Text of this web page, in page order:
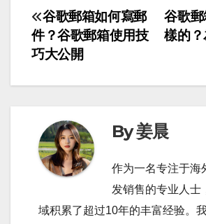
文
章
導
谷歌
樣的
谷歌郵箱如何寫郵
件？谷歌郵箱使用技
巧大公開
By 姜晨
作为一名专注于海
发销售的专业人士
域积累了超过10年的丰富经验。